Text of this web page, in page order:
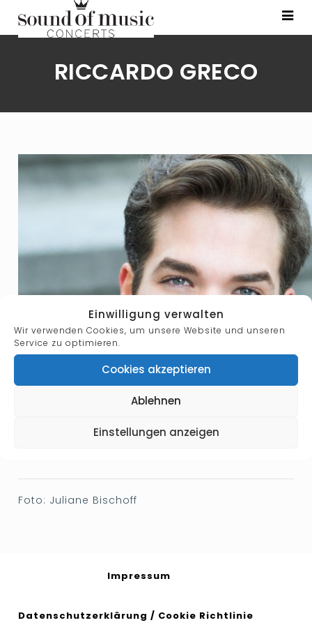
Einwilligung verwalten
Wir verwenden Cookies, um unsere Website und unseren
Service zu optimieren.
Cookies akzeptieren
Ablehnen
Einstellungen anzeigen
RICCARDO GRECO
Designation:Solist
Foto: Juliane Bischoff
Impressum
Datenschutzerklärung / Cookie Richtlinie